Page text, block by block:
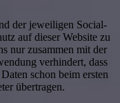
der jeweiligen Social-
auf dieser Website zu
nur zusammen mit der
verhindert, dass
schon beim ersten
übertragen.